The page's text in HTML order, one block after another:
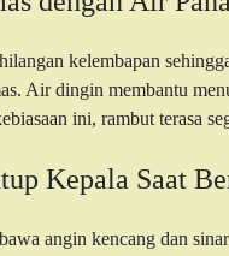
kelembapan
Air dingin membantu
ini, rambut terasa
Kepala Saat
angin kencang dan